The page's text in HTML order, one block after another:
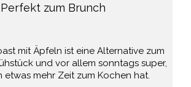
Perfekt zum Brunch
mit Äpfeln ist eine Alternative zum
und vor allem sonntags super,
etwas mehr Zeit zum Kochen hat.